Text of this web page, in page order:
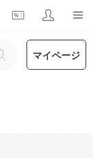
マイページ